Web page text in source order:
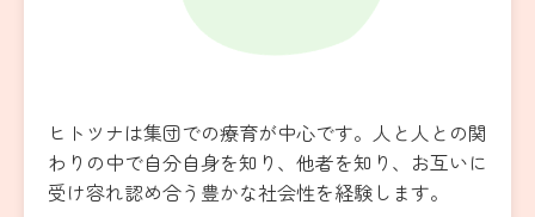
ヒトツナは集団での療育が中心です。人と人との関
わりの中で自分自身を知り、他者を知り、お互いに
受け容れ認め合う豊かな社会性を経験します。